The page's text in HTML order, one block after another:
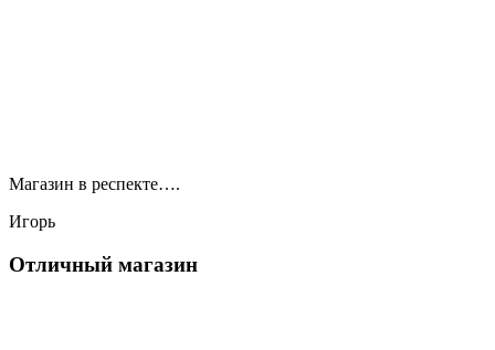
Магазин в респекте….
Игорь
Отличный магазин